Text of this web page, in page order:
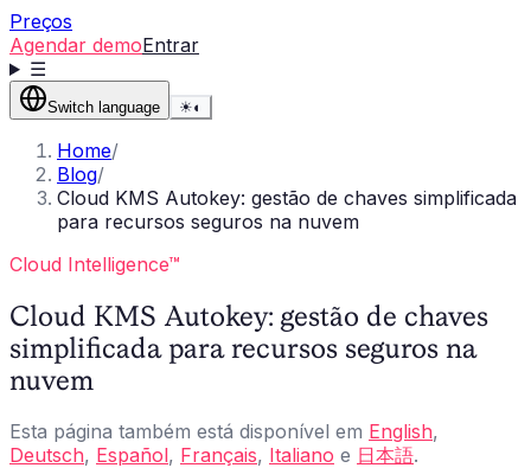
Preços
Agendar demoEntrar
☰
Switch language ☀◐
Home/
Blog/
Cloud KMS Autokey: gestão de chaves simplificada
para recursos seguros na nuvem
Cloud Intelligence™
Cloud KMS Autokey: gestão de chaves
simplificada para recursos seguros na
nuvem
Esta página também está disponível em English,
Deutsch, Español, Français, Italiano e 日本語.